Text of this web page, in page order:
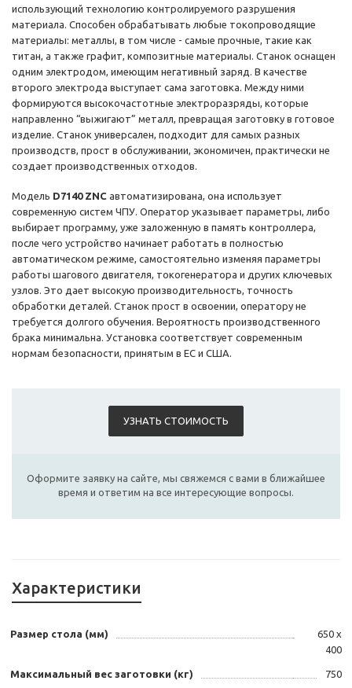
использующий технологию контролируемого разрушения
материала. Способен обрабатывать любые токопроводящие
материалы: металлы, в том числе - самые прочные, такие как
титан, а также графит, композитные материалы. Станок оснащен
одним электродом, имеющим негативный заряд. В качестве
второго электрода выступает сама заготовка. Между ними
формируются высокочастотные электроразряды, которые
направленно “выжигают” металл, превращая заготовку в готовое
изделие. Станок универсален, подходит для самых разных
производств, прост в обслуживании, экономичен, практически не
создает производственных отходов.
Модель D7140 ZNC автоматизирована, она использует
современную систем ЧПУ. Оператор указывает параметры, либо
выбирает программу, уже заложенную в память контроллера,
после чего устройство начинает работать в полностью
автоматическом режиме, самостоятельно изменяя параметры
работы шагового двигателя, токогенератора и других ключевых
узлов. Это дает высокую производительность, точность
обработки деталей. Станок прост в освоении, оператору не
требуется долгого обучения. Вероятность производственного
брака минимальна. Установка соответствует современным
нормам безопасности, принятым в ЕС и США.
УЗНАТЬ СТОИМОСТЬ
Оформите заявку на сайте, мы свяжемся с вами в ближайшее
время и ответим на все интересующие вопросы.
Характеристики
Размер стола (мм)
650 х
400
Максимальный вес заготовки (кг) 750